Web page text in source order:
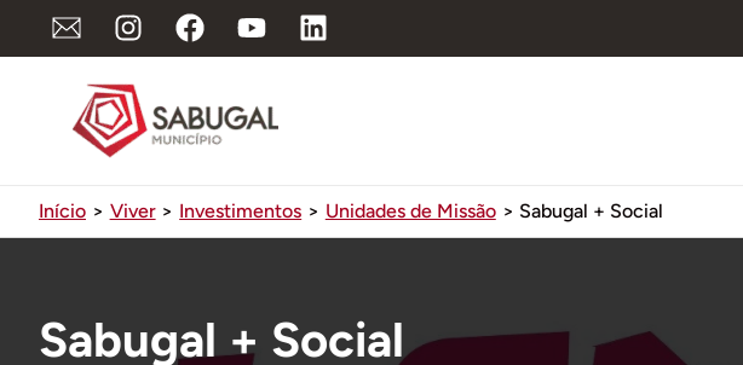
Início Viver Investimentos Unidades de Missão Sabugal + Social
Sabugal + Social